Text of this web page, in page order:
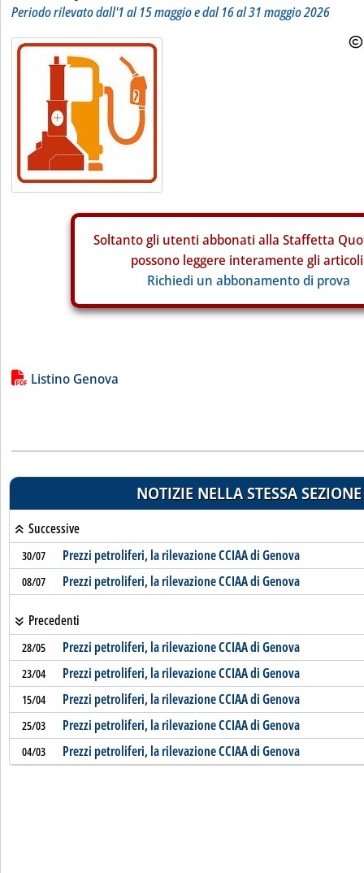
Periodo rilevato dall'1 al 15 maggio e dal 16 al 31 maggio 2026
Soltanto gli utenti abbonati alla Staffetta
possono leggere interamente gli
Richiedi un abbonamento di prova
Lista allegati PDF alla notizia
Listino Genova
NOTIZIE NELLA STESSA SEZIONE
Successive
30/07 Prezzi petroliferi, la rilevazione CCIAA di Genova
08/07 Prezzi petroliferi, la rilevazione CCIAA di Genova
Precedenti
28/05 Prezzi petroliferi, la rilevazione CCIAA di Genova
23/04 Prezzi petroliferi, la rilevazione CCIAA di Genova
15/04 Prezzi petroliferi, la rilevazione CCIAA di Genova
25/03 Prezzi petroliferi, la rilevazione CCIAA di Genova
04/03 Prezzi petroliferi, la rilevazione CCIAA di Genova